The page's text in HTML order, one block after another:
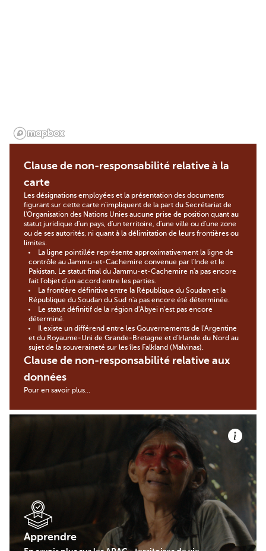
Clause de non-responsabilité relative à la
carte
Les désignations employées et la présentation des documents
figurant sur cette carte n'impliquent de la part du Secrétariat de
l'Organisation des Nations Unies aucune prise de position quant au
statut juridique d'un pays, d'un territoire, d'une ville ou d'une zone
ou de ses autorités, ni quant à la délimitation de leurs frontières ou
limites.
La ligne pointillée représente approximativement la ligne de
contrôle au Jammu-et-Cachemire convenue par l'Inde et le
Pakistan. Le statut final du Jammu-et-Cachemire n'a pas encore
fait l'objet d'un accord entre les parties.
La frontière définitive entre la République du Soudan et la
République du Soudan du Sud n'a pas encore été déterminée.
Le statut définitif de la région d'Abyei n'est pas encore
déterminé.
Il existe un différend entre les Gouvernements de l'Argentine
et du Royaume-Uni de Grande-Bretagne et d'Irlande du Nord au
sujet de la souveraineté sur les îles Falkland (Malvinas).
Clause de non-responsabilité relative aux
données
Pour en savoir plus...
Apprendre